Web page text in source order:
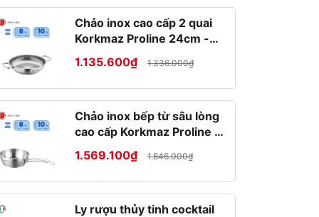
Chảo inox cao cấp 2 quai
Korkmaz Proline 24cm -
A1192
1.135.600₫ 1.336.000₫
Chảo inox bếp từ sâu lòng
cao cấp Korkmaz Proline 2
lít - Ø20x7cm - A1175
1.569.100₫ 1.846.000₫
Ly rượu thủy tinh cocktail